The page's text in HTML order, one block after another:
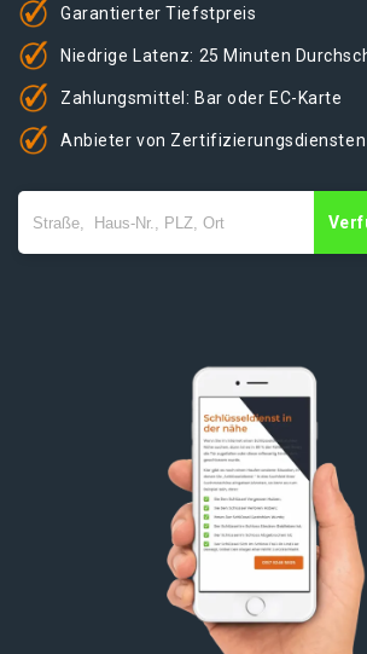
Garantierter Tiefstpreis
Niedrige Latenz: 25 Minuten
Zahlungsmittel: Bar oder EC-Karte
Anbieter von Zertifizierungsdiensten